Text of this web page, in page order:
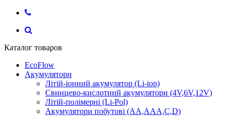
Каталог товаров
EcoFlow
Акумулятори
Літій-іонний акумулятор (Li-ion)
Свинцево-кислотний акумулятори (4V,6V,12V)
Літій-полімерні (Li-Pol)
Акумулятори побутові (AA,AAA,C,D)